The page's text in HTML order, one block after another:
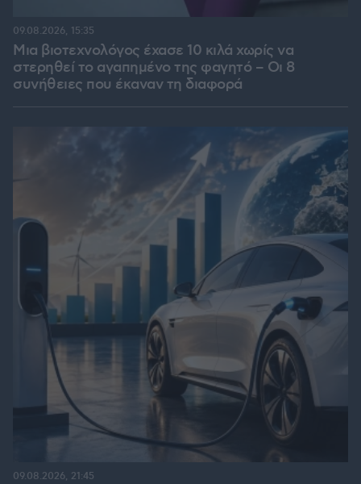
Μια βιοτεχνολόγος έχασε 10 κιλά χωρίς να
στερηθεί το αγαπημένο της φαγητό – Οι 8
συνήθειες που έκαναν τη διαφορά
09.08.2026, 15:35
09.08.2026, 21:45